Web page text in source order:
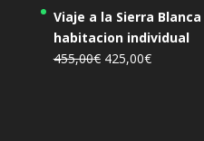
Viaje a la Sierra
habitacion individual
455,00€ El
425,00€El